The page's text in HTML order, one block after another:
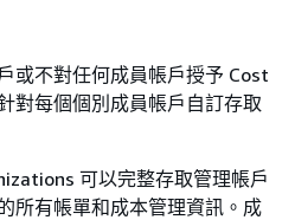
或不對任何成員帳戶授予 Cost
對每個個別成員帳戶自訂存取
可以完整存取管理帳戶
所有帳單和成本管理資訊。成